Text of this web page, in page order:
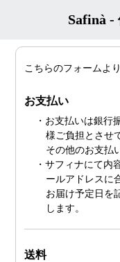
Safinà -
こちらのフォームよ
お支払い
・お支払いは銀行
様ご負担とさせ
その他のお支払
・サフィナにて内
ールアドレスに
お届け予定日を
します。
送料